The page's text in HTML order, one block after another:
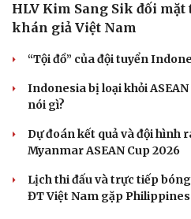
Du lịch
Tư vấn
check-in
HLV Kim Sang Sik đối
khán giả Việt Nam
“Tội đồ” của đội tuyển
Indonesia bị loại khỏi
nói gì?
Dự đoán kết quả và đội hình
Myanmar ASEAN Cup 2026
Lịch thi đấu và trực tiếp
ĐT Việt Nam gặp Philippines